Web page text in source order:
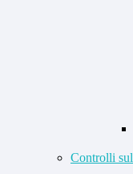
Controlli